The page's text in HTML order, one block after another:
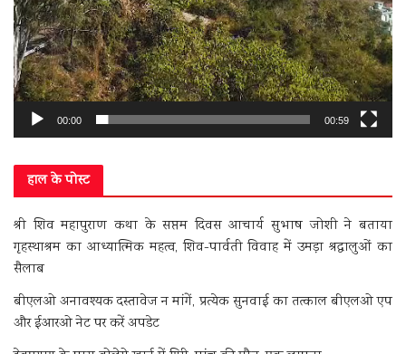
00:00 00:59
हाल के पोस्ट
श्री शिव महापुराण कथा के सप्तम दिवस आचार्य सुभाष जोशी ने बताया
गृहस्थाश्रम का आध्यात्मिक महत्व, शिव-पार्वती विवाह में उमड़ा श्रद्धालुओं का
सैलाब
बीएलओ अनावश्यक दस्तावेज न मांगें, प्रत्येक सुनवाई का तत्काल बीएलओ एप
और ईआरओ नेट पर करें अपडेट